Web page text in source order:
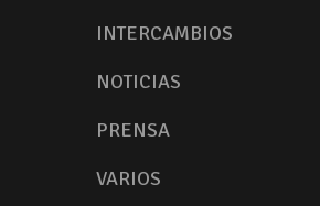
INTERCAMBIOS
NOTICIAS
PRENSA
VARIOS